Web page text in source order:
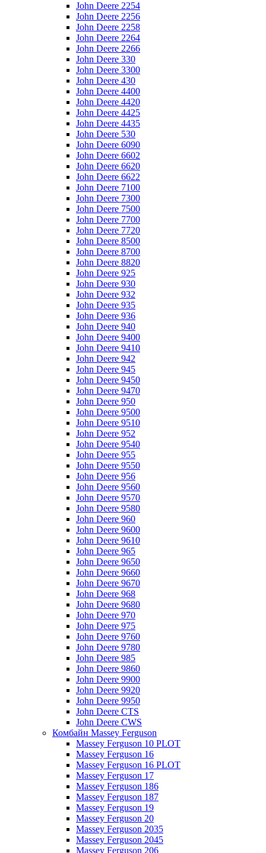
John Deere 2254
John Deere 2256
John Deere 2258
John Deere 2264
John Deere 2266
John Deere 330
John Deere 3300
John Deere 430
John Deere 4400
John Deere 4420
John Deere 4425
John Deere 4435
John Deere 530
John Deere 6090
John Deere 6602
John Deere 6620
John Deere 6622
John Deere 7100
John Deere 7300
John Deere 7500
John Deere 7700
John Deere 7720
John Deere 8500
John Deere 8700
John Deere 8820
John Deere 925
John Deere 930
John Deere 932
John Deere 935
John Deere 936
John Deere 940
John Deere 9400
John Deere 9410
John Deere 942
John Deere 945
John Deere 9450
John Deere 9470
John Deere 950
John Deere 9500
John Deere 9510
John Deere 952
John Deere 9540
John Deere 955
John Deere 9550
John Deere 956
John Deere 9560
John Deere 9570
John Deere 9580
John Deere 960
John Deere 9600
John Deere 9610
John Deere 965
John Deere 9650
John Deere 9660
John Deere 9670
John Deere 968
John Deere 9680
John Deere 970
John Deere 975
John Deere 9760
John Deere 9780
John Deere 985
John Deere 9860
John Deere 9900
John Deere 9920
John Deere 9950
John Deere CTS
John Deere CWS
Комбайн Massey Ferguson
Massey Ferguson 10 PLOT
Massey Ferguson 16
Massey Ferguson 16 PLOT
Massey Ferguson 17
Massey Ferguson 186
Massey Ferguson 187
Massey Ferguson 19
Massey Ferguson 20
Massey Ferguson 2035
Massey Ferguson 2045
Massey Ferguson 206